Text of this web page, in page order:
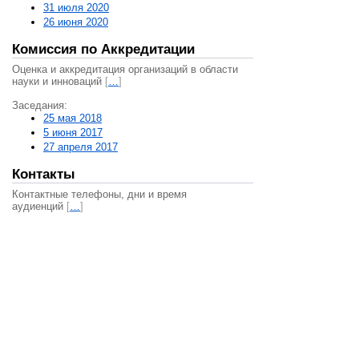
31 июля 2020
26 июня 2020
Комиссия по Аккредитации
Оценка и аккредитация организаций в области
науки и инноваций […]
Заседания:
25 мая 2018
5 июня 2017
27 апреля 2017
Контакты
Контактные телефоны, дни и время
аудиенций […]